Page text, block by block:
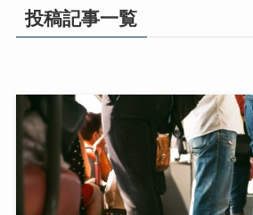
投稿記事一覧